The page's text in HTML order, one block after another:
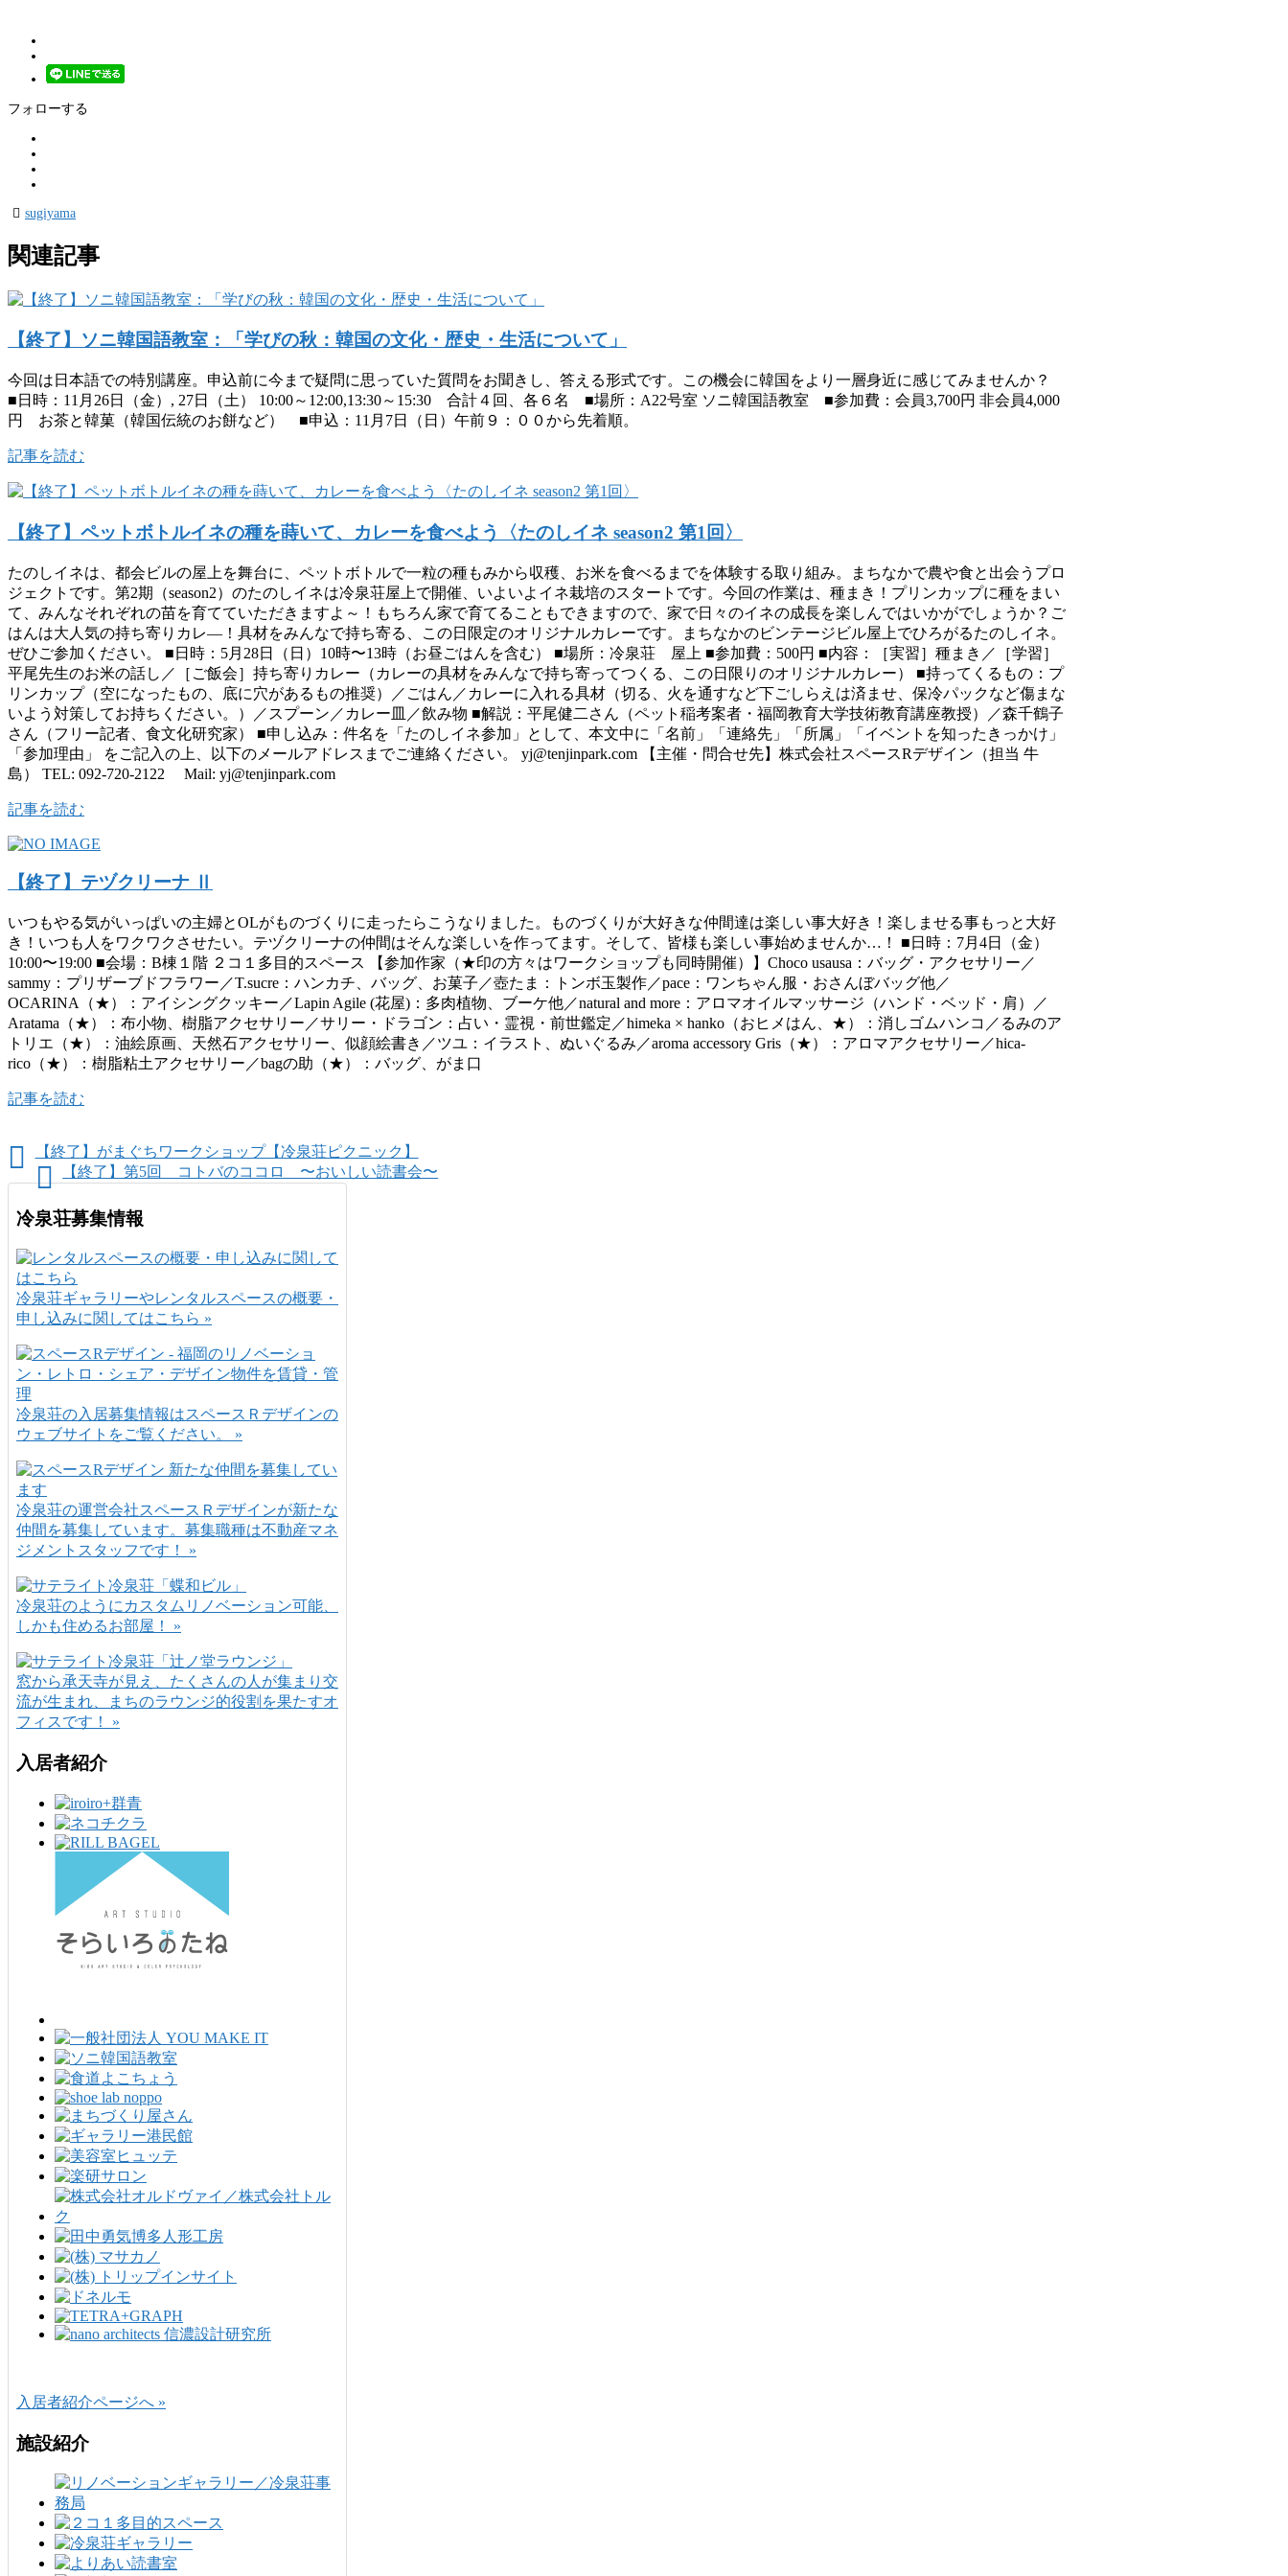
フォローする
sugiyama
関連記事
【終了】ソニ韓国語教室：「学びの秋：韓国の文化・歴史・生活について」
今回は日本語での特別講座。申込前に今まで疑問に思っていた質問をお聞きし、答える形式です。この機会に韓国をより一層身近に感じてみませんか？
■日時：11月26日（金）, 27日（土） 10:00～12:00,13:30～15:30 合計４回、各６名 ■場所：A22号室 ソニ韓国語教室 ■参加費：会員3,700円 非会員4,000
円 お茶と韓菓（韓国伝統のお餅など） ■申込：11月7日（日）午前９：００から先着順。
記事を読む
【終了】ペットボトルイネの種を蒔いて、カレーを食べよう〈たのしイネ season2 第1回〉
たのしイネは、都会ビルの屋上を舞台に、ペットボトルで一粒の種もみから収穫、お米を食べるまでを体験する取り組み。まちなかで農や食と出会うプロ
ジェクトです。第2期（season2）のたのしイネは冷泉荘屋上で開催、いよいよイネ栽培のスタートです。今回の作業は、種まき！プリンカップに種をまい
て、みんなそれぞれの苗を育てていただきますよ～！もちろん家で育てることもできますので、家で日々のイネの成長を楽しんではいかがでしょうか？ご
はんは大人気の持ち寄りカレ―！具材をみんなで持ち寄る、この日限定のオリジナルカレーです。まちなかのビンテージビル屋上でひろがるたのしイネ。
ぜひご参加ください。 ■日時：5月28日（日）10時〜13時（お昼ごはんを含む） ■場所：冷泉荘 屋上 ■参加費：500円 ■内容：［実習］種まき／［学習］
平尾先生のお米の話し／［ご飯会］持ち寄りカレー（カレーの具材をみんなで持ち寄ってつくる、この日限りのオリジナルカレー） ■持ってくるもの：プ
リンカップ（空になったもの、底に穴があるもの推奨）／ごはん／カレーに入れる具材（切る、火を通すなど下ごしらえは済ませ、保冷パックなど傷まな
いよう対策してお持ちください。）／スプーン／カレー皿／飲み物 ■解説：平尾健二さん（ペット稲考案者・福岡教育大学技術教育講座教授）／森千鶴子
さん（フリー記者、食文化研究家） ■申し込み：件名を「たのしイネ参加」として、本文中に「名前」「連絡先」「所属」「イベントを知ったきっかけ」
「参加理由」 をご記入の上、以下のメールアドレスまでご連絡ください。 yj@tenjinpark.com 【主催・問合せ先】株式会社スペースRデザイン（担当 牛
島） TEL: 092-720-2122 Mail: yj@tenjinpark.com
記事を読む
【終了】テヅクリーナ Ⅱ
いつもやる気がいっぱいの主婦とOLがものづくりに走ったらこうなりました。ものづくりが大好きな仲間達は楽しい事大好き！楽しませる事もっと大好
き！いつも人をワクワクさせたい。テヅクリーナの仲間はそんな楽しいを作ってます。そして、皆様も楽しい事始めませんか…！ ■日時：7月4日（金）
10:00〜19:00 ■会場：B棟１階 ２コ１多目的スペース 【参加作家（★印の方々はワークショップも同時開催）】Choco usausa：バッグ・アクセサリー／
sammy：プリザーブドフラワー／T.sucre：ハンカチ、バッグ、お菓子／壺たま：トンボ玉製作／pace：ワンちゃん服・おさんぼバッグ他／
OCARINA（★）：アイシングクッキー／Lapin Agile (花屋)：多肉植物、ブーケ他／natural and more：アロマオイルマッサージ（ハンド・ベッド・肩）／
Aratama（★）：布小物、樹脂アクセサリー／サリー・ドラゴン：占い・霊視・前世鑑定／himeka × hanko（おヒメはん、★）：消しゴムハンコ／るみのア
トリエ（★）：油絵原画、天然石アクセサリー、似顔絵書き／ツユ：イラスト、ぬいぐるみ／aroma accessory Gris（★）：アロマアクセサリー／hica-
rico（★）：樹脂粘土アクセサリー／bagの助（★）：バッグ、がま口
記事を読む
【終了】がまぐちワークショップ【冷泉荘ピクニック】
【終了】第5回 コトバのココロ 〜おいしい読書会〜
冷泉荘募集情報
冷泉荘ギャラリーやレンタルスペースの概要・
申し込みに関してはこちら »
冷泉荘の入居募集情報はスペースＲデザインの
ウェブサイトをご覧ください。 »
冷泉荘の運営会社スペースＲデザインが新たな
仲間を募集しています。募集職種は不動産マネ
ジメントスタッフです！ »
冷泉荘のようにカスタムリノベーション可能、
しかも住めるお部屋！ »
窓から承天寺が見え、たくさんの人が集まり交
流が生まれ、まちのラウンジ的役割を果たすオ
フィスです！ »
入居者紹介
入居者紹介ページへ »
施設紹介